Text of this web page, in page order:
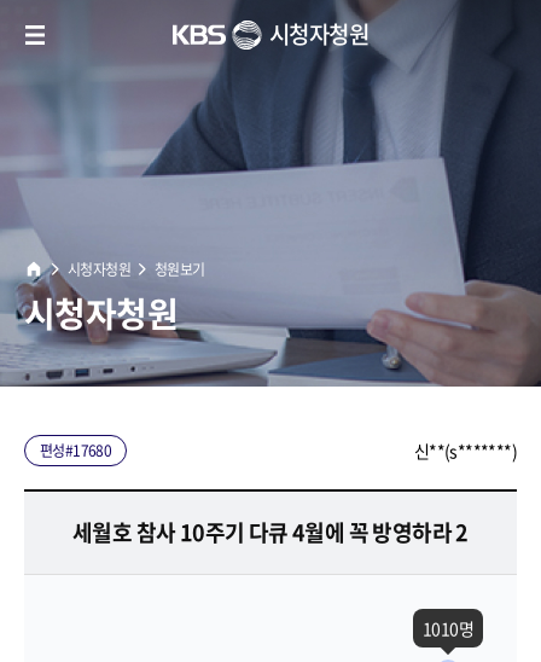
KBS
시청자청원
home 시청자청원 청원보기
시청자청원
편성#17680 신**(s*******)
세월호 참사 10주기 다큐 4월에 꼭 방영하라 2
1010명